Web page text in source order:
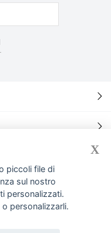
piccoli file di
sul nostro
personalizzati.
personalizzarli.
X